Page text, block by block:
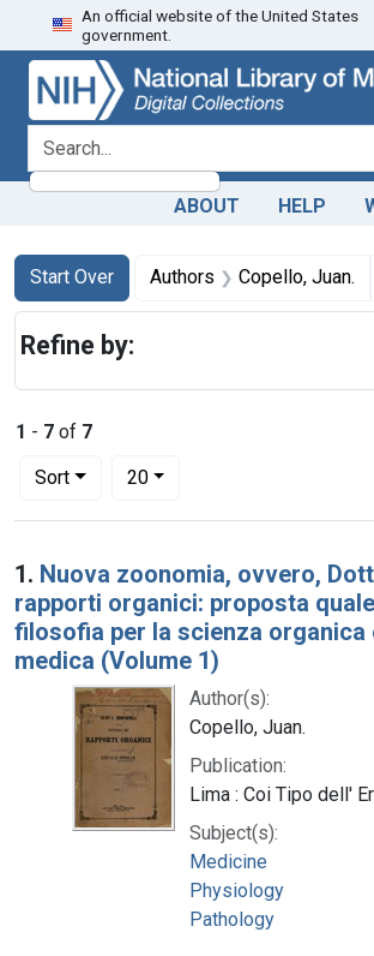
Skip
to
search
Skip to
main
content
Skip
to
first
result
An official website of the United States
government.
search for
ABOUT HELP
Search
Search Constraints
Start Over
You searched for:Authors Copello, Juan.
1 - 7 of 7
Sort
Number of results to display per page
20per page
Search Results
1. Nuova zoonomia, ovvero,
rapporti organici: proposta
filosofia per la scienza organica
medica (Volume 1)
Author(s):
Copello, Juan.
Publication:
Lima : Coi Tipo dell'
Subject(s):
Medicine
Physiology
Pathology
Refine by: